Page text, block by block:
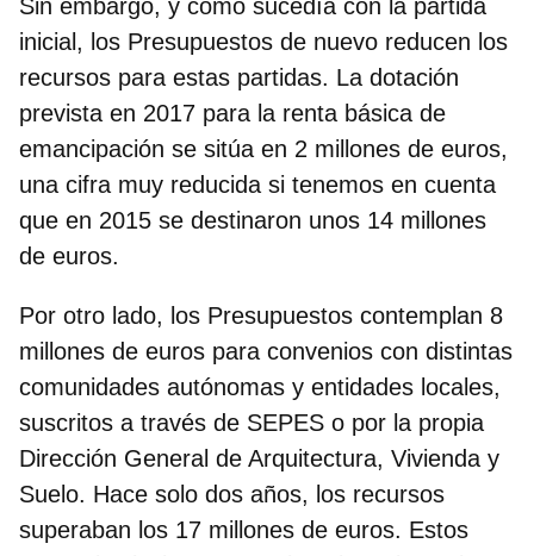
Sin embargo, y como sucedía con la partida
inicial, los Presupuestos de nuevo reducen los
recursos para estas partidas. La dotación
prevista en 2017 para la renta básica de
emancipación se sitúa en 2 millones de euros,
una cifra muy reducida si tenemos en cuenta
que en 2015 se destinaron unos 14 millones
de euros.
Por otro lado, los Presupuestos contemplan 8
millones de euros para convenios con distintas
comunidades autónomas y entidades locales,
suscritos a través de SEPES o por la propia
Dirección General de Arquitectura, Vivienda y
Suelo. Hace solo dos años, los recursos
superaban los 17 millones de euros. Estos